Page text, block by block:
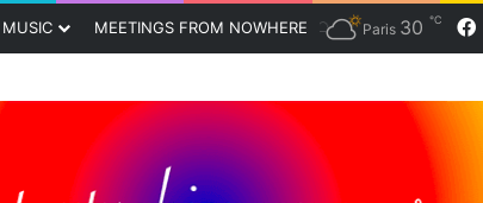
MUSIC MEETINGS FROM NOWHERE Paris 30 ℃